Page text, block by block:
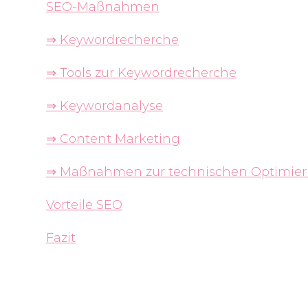
SEO-Maßnahmen
⇒ Keywordrecherche
⇒ Tools zur Keywordrecherche
⇒ Keywordanalyse
⇒ Content Marketing
⇒ Maßnahmen zur technischen
Vorteile SEO
Fazit